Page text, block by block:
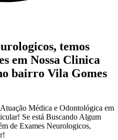
temos
em Nossa Clinica
bairro Vila Gomes
Médica e Odontológica em
Se está Buscando Algum
de Exames Neurologicos,